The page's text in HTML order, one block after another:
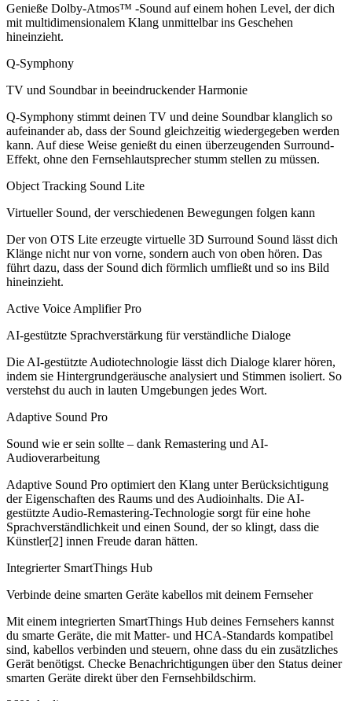
Genieße Dolby-Atmos™ -Sound auf einem hohen Level, der dich
mit multidimensionalem Klang unmittelbar ins Geschehen
hineinzieht.
Q-Symphony
TV und Soundbar in beeindruckender Harmonie
Q-Symphony stimmt deinen TV und deine Soundbar klanglich so
aufeinander ab, dass der Sound gleichzeitig wiedergegeben werden
kann. Auf diese Weise genießt du einen überzeugenden Surround-
Effekt, ohne den Fernsehlautsprecher stumm stellen zu müssen.
Object Tracking Sound Lite
Virtueller Sound, der verschiedenen Bewegungen folgen kann
Der von OTS Lite erzeugte virtuelle 3D Surround Sound lässt dich
Klänge nicht nur von vorne, sondern auch von oben hören. Das
führt dazu, dass der Sound dich förmlich umfließt und so ins Bild
hineinzieht.
Active Voice Amplifier Pro
AI-gestützte Sprachverstärkung für verständliche Dialoge
Die AI-gestützte Audiotechnologie lässt dich Dialoge klarer hören,
indem sie Hintergrundgeräusche analysiert und Stimmen isoliert. So
verstehst du auch in lauten Umgebungen jedes Wort.
Adaptive Sound Pro
Sound wie er sein sollte – dank Remastering und AI-
Audioverarbeitung
Adaptive Sound Pro optimiert den Klang unter Berücksichtigung
der Eigenschaften des Raums und des Audioinhalts. Die AI-
gestützte Audio-Remastering-Technologie sorgt für eine hohe
Sprachverständlichkeit und einen Sound, der so klingt, dass die
Künstler[2] innen Freude daran hätten.
Integrierter SmartThings Hub
Verbinde deine smarten Geräte kabellos mit deinem Fernseher
Mit einem integrierten SmartThings Hub deines Fernsehers kannst
du smarte Geräte, die mit Matter- und HCA-Standards kompatibel
sind, kabellos verbinden und steuern, ohne dass du ein zusätzliches
Gerät benötigst. Checke Benachrichtigungen über den Status deiner
smarten Geräte direkt über den Fernsehbildschirm.